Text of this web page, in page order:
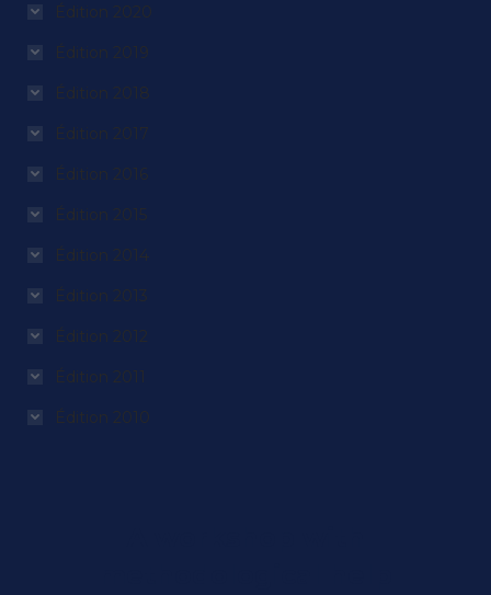
Édition 2020
Édition 2019
Édition 2018
Édition 2017
Édition 2016
Édition 2015
Édition 2014
Édition 2013
Édition 2012
Édition 2011
Édition 2010